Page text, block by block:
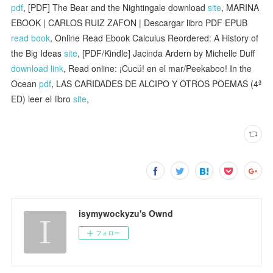
pdf, [PDF] The Bear and the Nightingale downloadsite, MARINA
EBOOK | CARLOS RUIZ ZAFON | Descargar libro PDF EPUB
read book, Online Read Ebook Calculus Reordered: A History of
the Big Ideassite, [PDF/Kindle] Jacinda Ardern by Michelle Duff
download link, Read online: ¡Cucú! en el mar/Peekaboo! In the
Oceanpdf, LAS CARIDADES DE ALCIPO Y OTROS POEMAS (4ª
ED) leer el librosite,
isymywockyzu's Ownd
フォロー